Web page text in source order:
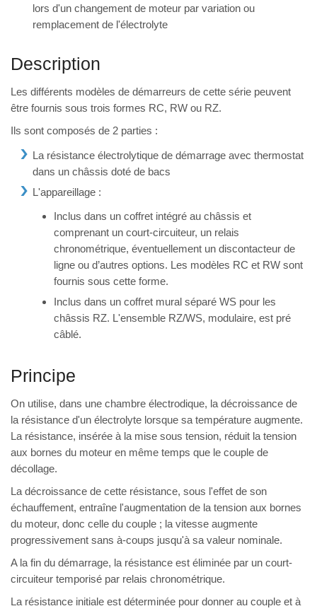
lors d'un changement de moteur par variation ou
remplacement de l'électrolyte
Description
Les différents modèles de démarreurs de cette série peuvent
être fournis sous trois formes RC, RW ou RZ.
Ils sont composés de 2 parties :
La résistance électrolytique de démarrage avec thermostat
dans un châssis doté de bacs
L'appareillage :
Inclus dans un coffret intégré au châssis et
comprenant un court-circuiteur, un relais
chronométrique, éventuellement un discontacteur de
ligne ou d’autres options. Les modèles RC et RW sont
fournis sous cette forme.
Inclus dans un coffret mural séparé WS pour les
châssis RZ. L'ensemble RZ/WS, modulaire, est pré
câblé.
Principe
On utilise, dans une chambre électrodique, la décroissance de
la résistance d'un électrolyte lorsque sa température augmente.
La résistance, insérée à la mise sous tension, réduit la tension
aux bornes du moteur en même temps que le couple de
décollage.
La décroissance de cette résistance, sous l'effet de son
échauffement, entraîne l'augmentation de la tension aux bornes
du moteur, donc celle du couple ; la vitesse augmente
progressivement sans à-coups jusqu'à sa valeur nominale.
A la fin du démarrage, la résistance est éliminée par un court-
circuiteur temporisé par relais chronométrique.
La résistance initiale est déterminée pour donner au couple et à